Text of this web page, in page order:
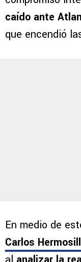
caído ante
que encendió
En medio de
Carlos